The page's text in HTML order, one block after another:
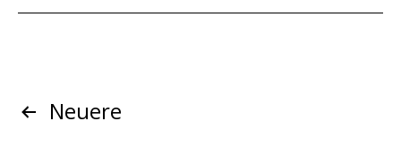
Beitragsnavigation
Neuere